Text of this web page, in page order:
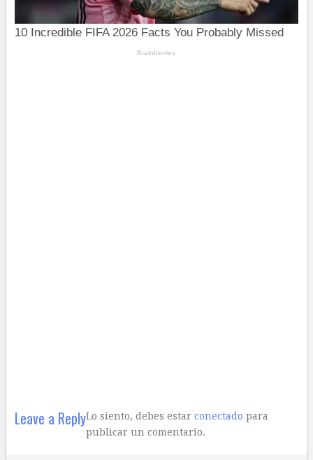
Leave a ReplyLo siento, debes estar conectado para
publicar un comentario.